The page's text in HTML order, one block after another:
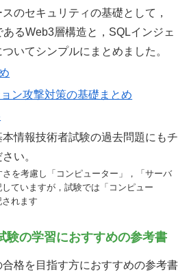
のセキュリティの基礎として，
るWeb3層構造と，SQLインジェ
いてシンプルにまとめました。
ン攻撃対策の基礎まとめ
情報技術者試験の過去問題にもチ
い。
を考慮し「コンピューター」，「サーバ
ていますが，試験では「コンピュー
れます
験の学習におすすめの参考書
格を目指す方におすすめの参考書